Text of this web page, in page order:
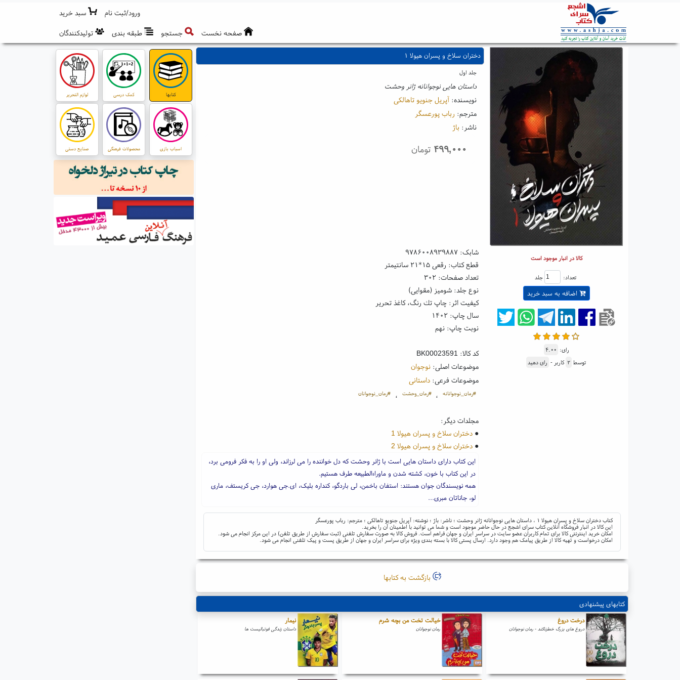
ورود/ثبت نام
سبد خرید
صفحه نخست
جستجو طبقه بندی تولیدکنندگان
دختران سلاخ و پسران هیولا ۱
جلد اول
داستان هایی نوجوانانه ژانر وحشت
نویسنده: آپریل جنویو تاهالکی
مترجم: رباب پورعسگر
ناشر: باژ
۴۹۹,۰۰۰ تومان
کالا در انبار موجود است
تعداد: جلد
اضافه به سبد خرید
رای: ۴.۰۰
توسط ۲ کاربر - رای دهید
شابک:۹۷۸۶۰۰۸۹۳۹۸۸۷
قطع کتاب: رقعی ۱۵*۲۱ سانتیمتر
تعداد صفحات: ۳۰۲
نوع جلد: شومیز (مقوایی)
کیفیت اثر: چاپ تك رنگ، کاغذ تحریر
سال چاپ: ۱۴۰۲
نوبت چاپ: نهم
کد کالا:BK00023591
موضوعات اصلی:نوجوان
موضوعات فرعی:داستانی
#رمان_نوجوانانه ، #رمان_وحشت ، #رمان_نوجوانان
مجلدات دیگر:
●دختران سلاخ و پسران هیولا 1
●دختران سلاخ و پسران هیولا 2
این کتاب دارای داستان هایی است با ژانر وحشت که دل خواننده را می لرزاند، ولی او را به فکر فرومی برد،
در این کتاب با خون، کشته شدن و ماوراءالطبیعه طرف هستیم.
همه نویسندگان جوان هستند: استفان باخمن، لی باردگو، کنداره بلیک، ای.جی هوارد، جی کریستف، ماری
لو، جاناتان مبری...
کتاب دختران سلاخ و پسران هیولا ۱ ، داستان هایی نوجوانانه ژانر وحشت ؛ ناشر: باژ ؛ نوشته: آپریل جنویو تاهالکی ؛ مترجم: رباب پورعسگر
این کالا در انبار فروشگاه آنلاین کتاب سرای اشجع در حال حاضر موجود است و شما می توانید با اطمینان آن را بخرید.
امکان خرید اینترنتی کالا برای تمام کاربران عضو سایت در سراسر ایران و جهان فراهم است. فروش کالا به صورت سفارش تلفنی (ثبت سفارش از طریق تلفن) در این مرکز انجام می شود.
امکان درخواست و تهیه کالا از طریق پیامک هم وجود دارد. ارسال پستی کالا با بسته بندی ویژه برای سراسر ایران و جهان از طریق پست و پیک تلفنی انجام می شود.
بازگشت به کتابها
کتابهای پیشنهادی
درخت دروغ
دروغ های بزرگ خطرناکند - رمان نوجوانان
خیالت تخت من بچه شرم
رمان نوجوانان
نیمار
داستان زندگی فوتبالیست ها
کتابها کمک درسی لوازم التحریر
اسباب بازی محصولات فرهنگی صنایع دستی